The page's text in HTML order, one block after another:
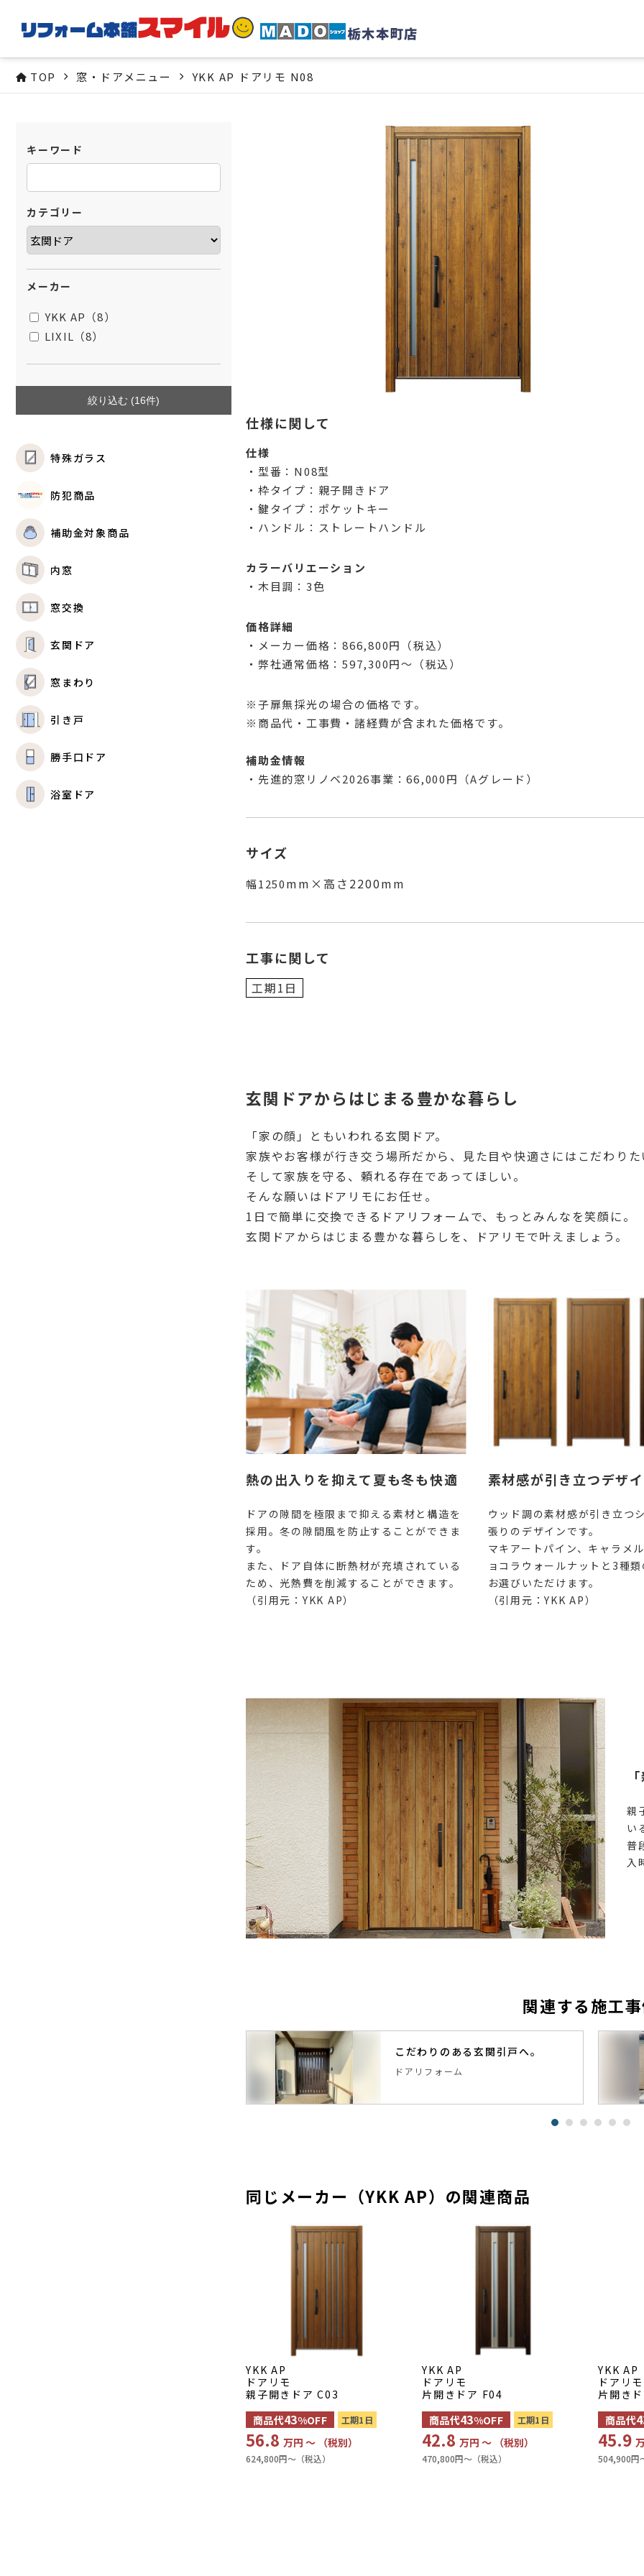
TOP 窓・ドアメニュー YKK AP ドアリモ N08
仕様に関して
仕様
・型番：N08型
・枠タイプ：親子開きドア
・鍵タイプ：ポケットキー
・ハンドル：ストレートハンドル
カラーバリエーション
・木目調：3色
価格詳細
・メーカー価格：866,800円（税込）
・弊社通常価格：597,300円〜（税込）
※子扉無採光の場合の価格です。
※商品代・工事費・諸経費が含まれた価格です。
補助金情報
・先進的窓リノベ2026事業：66,000円（Aグレード）
サイズ
幅1250mm×高さ2200mm
工事に関して
工期1日
玄関ドアからはじまる豊かな暮らし
「家の顔」ともいわれる玄関ドア。
家族やお客様が行き交う場所だから、見た目や快適さにはこだわり
そして家族を守る、頼れる存在であってほしい。
そんな願いはドアリモにお任せ。
1日で簡単に交換できるドアリフォームで、もっとみんなを笑顔に。
玄関ドアからはじまる豊かな暮らしを、ドアリモで叶えましょう。
熱の出入りを抑えて夏も冬も快適
ドアの隙間を極限まで抑える素材と構造を
採用。冬の隙間風を防止することができま
す。
また、ドア自体に断熱材が充填されている
ため、光熱費を削減することができます。
（引用元：YKK AP）
素材感が引き立つデザ
ウッド調の素材感が引き立つ
張りのデザインです。
マキアートパイン、キャラメ
ョコラウォールナットと3種
お選びいただけます。
（引用元：YKK AP）
親
い
普
入
関連する施工
こだわりのある玄関引戸へ。
ドアリフォーム
同じメーカー（YKK AP）の関連商品
YKK AP
ドアリモ
親子開きドア C03
商品代43%OFF 工期1日
56.8 万円 〜 （税別）
624,800円〜（税込）
YKK AP
ドアリモ
片開きドア F04
商品代43%OFF 工期1日
42.8 万円 〜 （税別）
470,800円〜（税込）
YKK AP
ドアリモ
片開き
商品代
45.9
504,900円
キーワード
カテゴリー
メーカー
YKK AP（8）
LIXIL（8）
絞り込む (16件)
特殊ガラス
防犯商品
補助金対象商品
内窓
窓交換
玄関ドア
窓まわり
引き戸
勝手口ドア
浴室ドア